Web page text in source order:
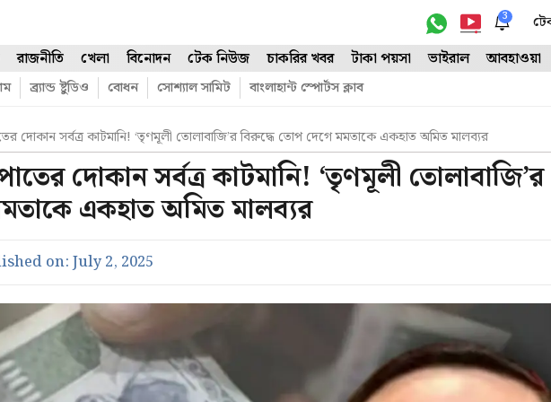
3
রাজনীতি খেলা বিনোদন টেক নিউজ চাকরির খবর টাকা পয়সা ভাইরাল আবহাওয়া
ব্র্যান্ড ষ্টুডিও বোধন সোশ্যাল সামিট বাংলাহান্ট স্পোর্টস ক্লাব
দোকান সর্বত্র কাটমানি! ‘তৃণমূলী তোলাবাজি’র বিরুদ্ধে তোপ দেগে মমতাকে একহাত অমিত মালব্যর
দোকান সর্বত্র কাটমানি! ‘তৃণমূলী তোলাবাজি’র
একহাত অমিত মালব্যর
on:July 2, 2025